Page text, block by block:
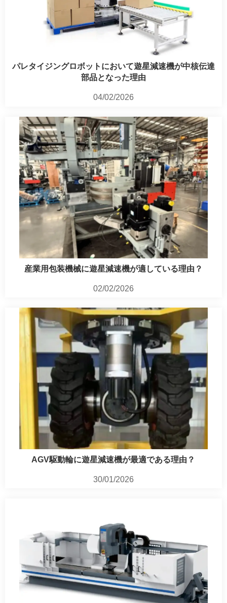
パレタイジングロボットにおいて遊星減速機が中核伝達
部品となった理由
04/02/2026
産業用包装機械に遊星減速機が適している理由？
02/02/2026
AGV駆動輪に遊星減速機が最適である理由？
30/01/2026